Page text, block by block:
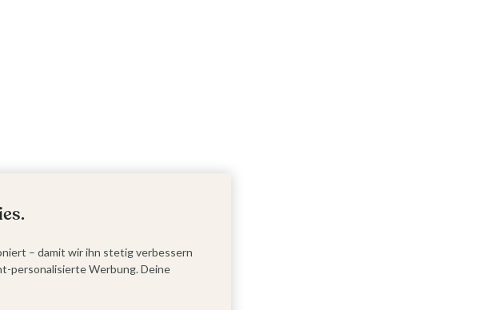
– damit wir ihn stetig verbessern
personalisierte Werbung. Deine